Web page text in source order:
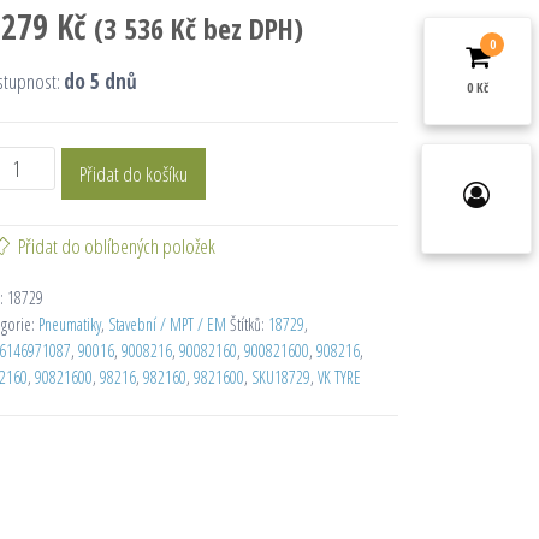
Kč (3 536 Kčbez DPH)
do 5 dnů
Přidat do košíku
Přidat do oblíbených položek
18729
Pneumatiky, Stavební / MPT / EM Štítků: 18729,
, 90016, 9008216, 90082160, 900821600, 908216,
, 90821600, 98216, 982160, 9821600, SKU18729, VK TYRE
0
0 Kč